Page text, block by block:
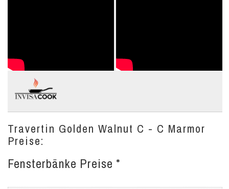
Travertin Golden Walnut C - C Marmor
Preise:
Fensterbänke Preise *